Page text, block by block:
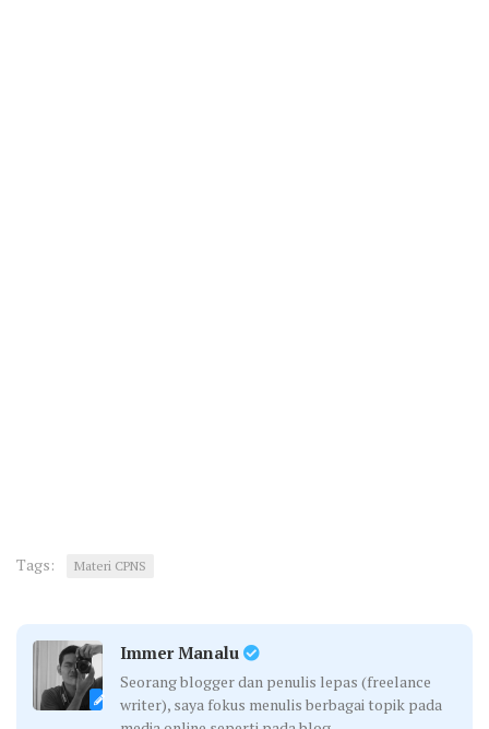
Tags: Materi CPNS
Immer Manalu
Seorang blogger dan penulis lepas (freelance
writer), saya fokus menulis berbagai topik pada